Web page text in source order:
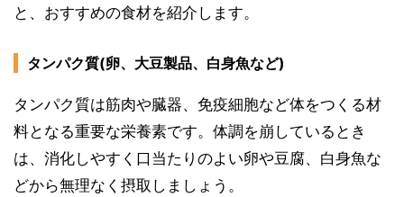
と、おすすめの食材を紹介します。
タンパク質(卵、大豆製品、白身魚など)
タンパク質は筋肉や臓器、免疫細胞など体をつくる材
料となる重要な栄養素です。体調を崩しているとき
は、消化しやすく口当たりのよい卵や豆腐、白身魚な
どから無理なく摂取しましょう。